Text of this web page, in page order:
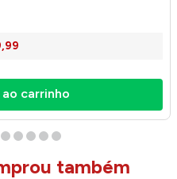
,99
carrinho
também